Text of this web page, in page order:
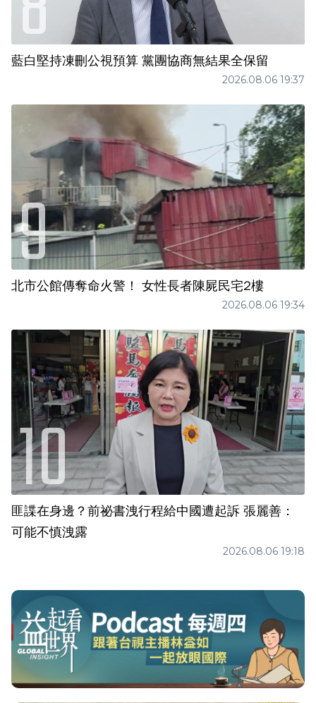
藍白堅持凍刪公視預算 黨團協商無結果全保留
2026.08.06 19:37
北市公館傳奪命火警！ 女性長者陳屍民宅2樓
2026.08.06 19:34
匪諜在身邊？前祕書洩行程給中國遭起訴 張麗善：
可能不慎洩露
2026.08.06 19:18